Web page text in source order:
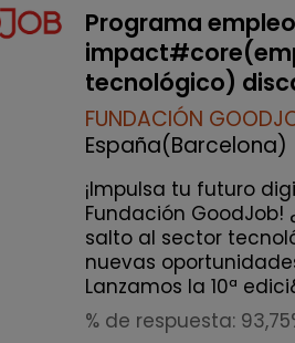
Programa empleo
tecnológico)
FUNDACIÓN
España(Barcelona)
¡Impulsa tu futuro
Fundación GoodJob!
salto al sector
nuevas
Lanzamos la 10ª
% de respuesta: